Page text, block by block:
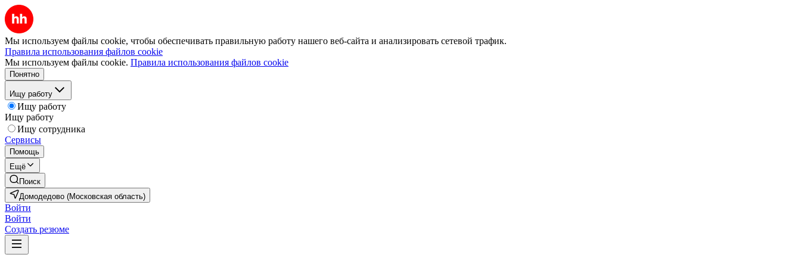
Мы используем файлы cookie, чтобы обеспечивать правильную работу нашего веб-сайта и анализировать сетевой трафик.
Правила использования файлов cookie
Мы используем файлы cookie. Правила использования файлов cookie
Понятно
Ищу работу
Ищу работу
Ищу работу
Ищу сотрудника
Сервисы
Помощь
Ещё
Поиск
Домодедово (Московская область)
Войти
Войти
Создать резюме